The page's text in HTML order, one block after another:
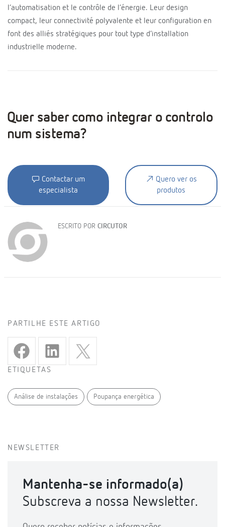
l’automatisation et le contrôle de l’énergie. Leur design
compact, leur connectivité polyvalente et leur configuration en
font des alliés stratégiques pour tout type d’installation
industrielle moderne.
Quer saber como integrar o controlo
num sistema?
Contactar um
especialista
Quero ver os
produtos
ESCRITO POR CIRCUTOR
PARTILHE ESTE ARTIGO
ETIQUETAS
Análise de instalações Poupança energética
NEWSLETTER
Mantenha-se informado(a)
Subscreva a nossa Newsletter.